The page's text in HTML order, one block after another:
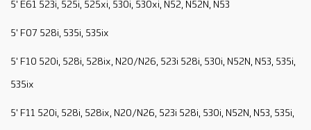
5' E61 523i, 525i, 525xi, 530i, 530xi, N52, N52N, N53
5' F07 528i, 535i, 535ix
5' F10 520i, 528i, 528ix, N20/N26, 523i 528i, 530i, N52N, N53, 535i,
535ix
5' F11 520i, 528i, 528ix, N20/N26, 523i 528i, 530i, N52N, N53, 535i,